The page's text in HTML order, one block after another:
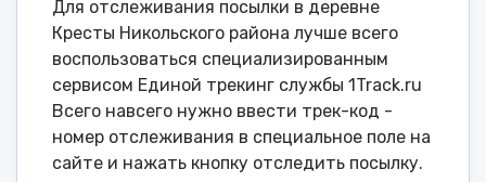
Для отслеживания посылки в деревне
Кресты Никольского района лучше всего
воспользоваться специализированным
сервисом Единой трекинг службы 1Track.ru
Всего навсего нужно ввести трек-код -
номер отслеживания в специальное поле на
сайте и нажать кнопку отследить посылку.